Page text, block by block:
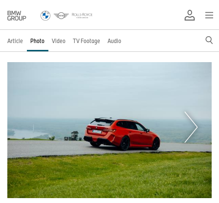
Article Photo Video TV Footage Audio